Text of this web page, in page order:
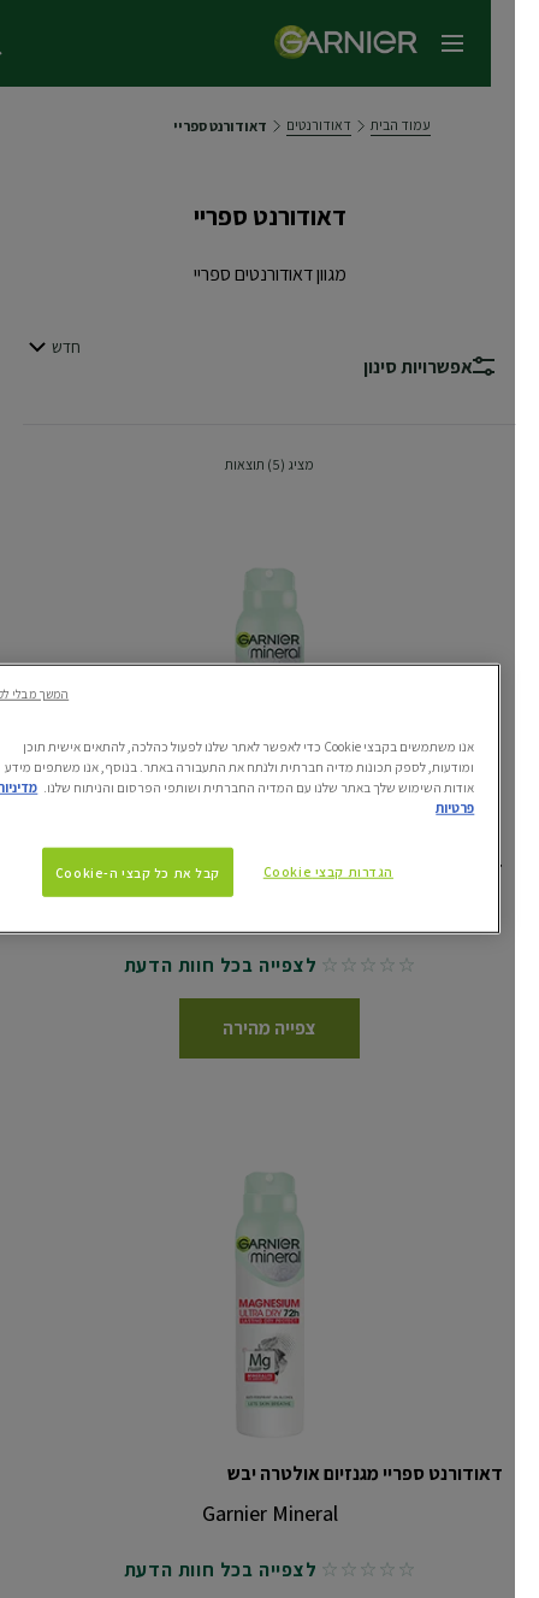
תפריט ראשי
עמוד הבית דאודורנטים דאודורנט ספריי
דאודורנט ספריי
מגוון דאודורנטים ספריי
אפשרויות סינון
סדר לפי
חדש
מציג (5) תוצאות
דאודורנט ספריי חומצה היאלורונית
No reviews לצפייה בכל חוות הדעת
צפייה מהירה
דאודורנט ספריי מגנזיום אולטרה יבש
Garnier Mineral
No reviews לצפייה בכל חוות הדעת
אנו משתמשים בקבצי Cookie כדי לאפשר לאתר שלנו לפעול כהלכה, להתאים אישית תוכן
ומודעות, לספק תכונות מדיה חברתית ולנתח את התעבורה באתר. בנוסף, אנו משתפים מידע
אודות השימוש שלך באתר שלנו עם המדיה החברתית ושותפי הפרסום והניתוח שלנו. מדיניות
פרטיות
הגדרות קבצי Cookie קבל את כל קבצי ה-Cookie
המשך מבלי לקבל